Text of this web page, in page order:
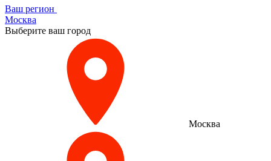
Ваш регион
Москва
Выберите ваш город
Москва